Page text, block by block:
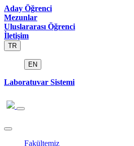
Aday Öğrenci
Mezunlar
Uluslararası Öğrenci
İletişim
TR
EN
Laboratuvar Sistemi
Fakültemiz